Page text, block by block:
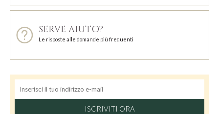
SERVE AIUTO?
Le risposte alle domande più frequenti
ISCRIVITI ORA